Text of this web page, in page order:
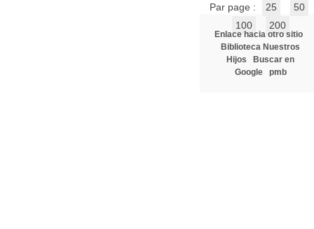
Par page :
25
50
100
200
Enlace hacia otro sitio
Biblioteca Nuestros
Hijos
Buscar en
Google
pmb